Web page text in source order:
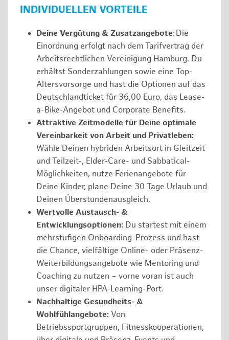
INDIVIDUELLEN VORTEILE
Deine Vergütung & Zusatzangebote: Die
Einordnung erfolgt nach dem Tarifvertrag der
Arbeitsrechtlichen Vereinigung Hamburg. Du
erhältst Sonderzahlungen sowie eine Top-
Altersvorsorge und hast die Optionen auf das
Deutschlandticket für 36,00 Euro, das Lease-
a-Bike-Angebot und Corporate Benefits.
Attraktive Zeitmodelle für Deine optimale
Vereinbarkeit von Arbeit und Privatleben:
Wähle Deinen hybriden Arbeitsort in Gleitzeit
und Teilzeit-, Elder-Care- und Sabbatical-
Möglichkeiten, nutze Ferienangebote für
Deine Kinder, plane Deine 30 Tage Urlaub und
Deinen Überstundenausgleich.
Wertvolle Austausch- &
Entwicklungsoptionen: Du startest mit einem
mehrstufigen Onboarding-Prozess und hast
die Chance, vielfältige Online- oder Präsenz-
Weiterbildungsangebote wie Mentoring und
Coaching zu nutzen – vorne voran ist auch
unser digitaler HPA-Learning-Port.
Nachhaltige Gesundheits- &
Wohlfühlangebote: Von
Betriebssportgruppen, Fitnesskooperationen,